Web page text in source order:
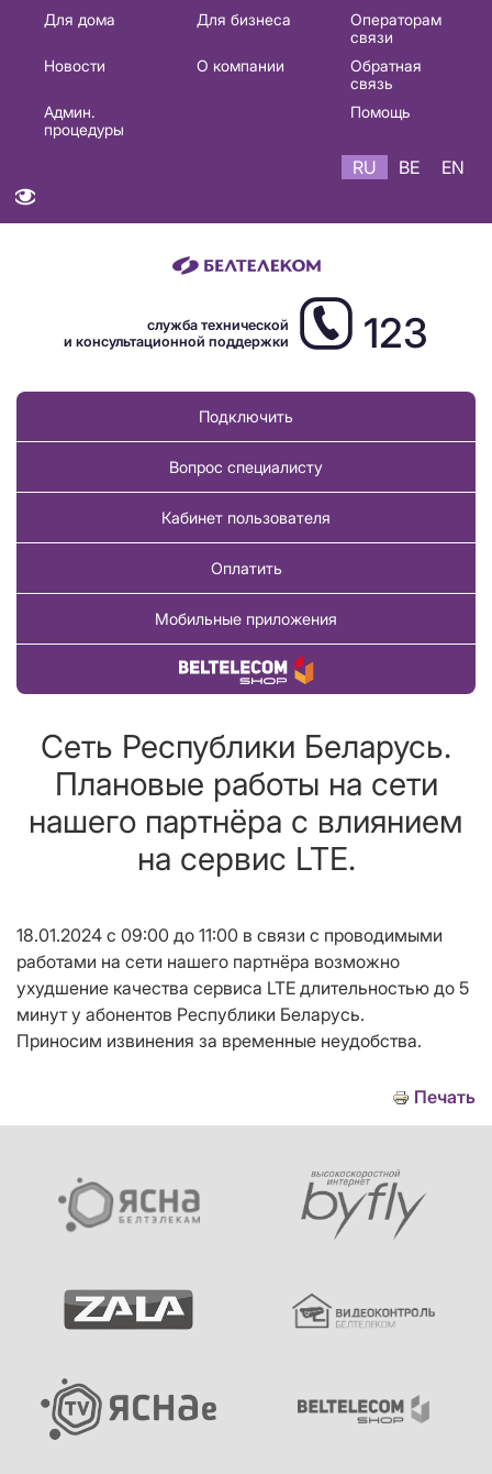
Основная
навигация
Для дома Для бизнеса
Операторам
связи
Новости
О компании
Обратная
связь
Админ.
процедуры
Помощь
RU BE EN
служба технической
и консультационной поддержки
123
Подключить
Вопрос специалисту
Кабинет пользователя
Оплатить
Мобильные приложения
Купить товар
Сеть Республики Беларусь.
Плановые работы на сети
нашего партнёра с влиянием
на сервис LTE.
18.01.2024 с 09:00 до 11:00 в связи с проводимыми
работами на сети нашего партнёра возможно
ухудшение качества сервиса LTE длительностью до 5
минут у абонентов Республики Беларусь.
Приносим извинения за временные неудобства.
Печать